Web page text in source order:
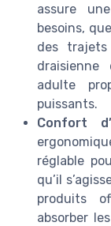
assure
besoins,
des trajets
adulte
puissants.
Confort
réglable
qu’il
produits
absorber